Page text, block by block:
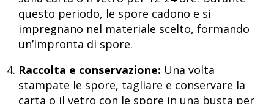
questo periodo, le spore cadono e si
impregnano nel materiale scelto, formando
un’impronta di spore.
Raccolta e conservazione: Una volta
stampate le spore, tagliare e conservare la
carta o il vetro con le spore in una busta per